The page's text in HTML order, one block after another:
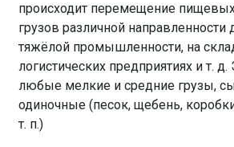
происходит перемещение
грузов различной направленности
тяжёлой промышленности, на
логистических предприятиях и т.
любые мелкие и средние грузы,
одиночные (песок, щебень,
т. п.)